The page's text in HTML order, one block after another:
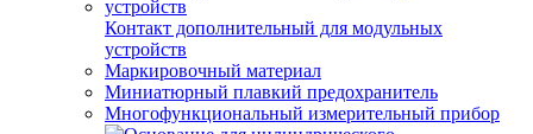
Контакт дополнительный для модульных
устройств
Маркировочный материал
Миниатюрный плавкий предохранитель
Многофункциональный измерительный прибор